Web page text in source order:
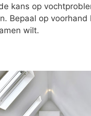
kans op
Bepaal op voorhand
wilt.